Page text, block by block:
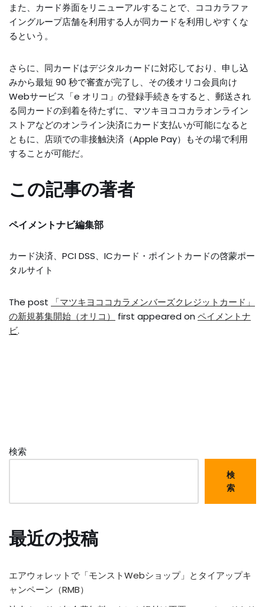
また、カード券面をリニューアルすることで、ココカラファ
イングループ店舗を利用する人が同カードを利用しやすくな
るという。
さらに、同カードはデジタルカードに対応しており、申し込
みから最短 90 秒で審査が完了し、その後オリコ会員向け
Webサービス「e オリコ」の登録手続きをすると、郵送され
る同カードの到着を待たずに、マツキヨココカラオンライン
ストアなどのオンライン決済にカード支払いが可能になると
ともに、店頭での非接触決済（Apple Pay）もその場で利用
することが可能だ。
この記事の著者
ペイメントナビ編集部
カード決済、PCI DSS、ICカード・ポイントカードの啓蒙ポー
タルサイト
The post
「マツキヨココカラメンバーズクレジットカード」
の新規募集開始（オリコ）
first appeared on ペイメントナ
ビ.
検索
検
索
最近の投稿
エアウォレットで「モンストWebショップ」とタイアップキ
ャンペーン（RMB）